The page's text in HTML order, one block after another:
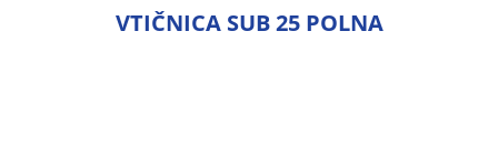
VTIČNICA SUB 25 POLNA